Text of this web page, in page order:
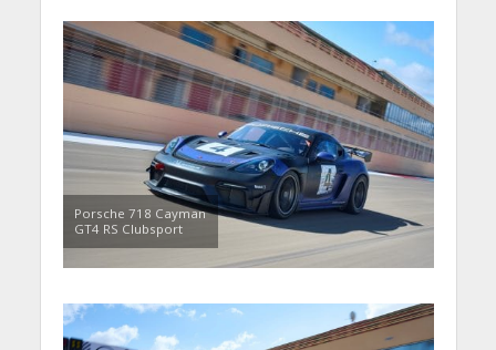
Porsche 718 Cayman
GT4 RS Clubsport